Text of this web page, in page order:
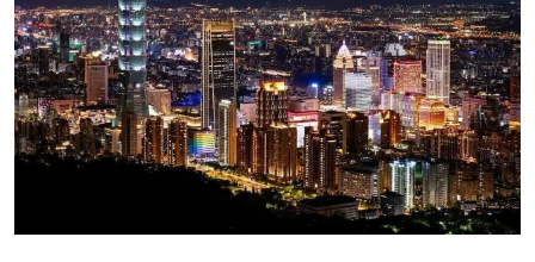
Attraction tickets
Travel SIM
Vietnam travel SIM
International travel SIM